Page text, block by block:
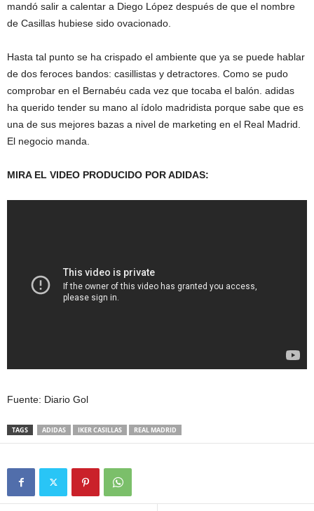
mandó salir a calentar a Diego López después de que el nombre
de Casillas hubiese sido ovacionado.
Hasta tal punto se ha crispado el ambiente que ya se puede hablar
de dos feroces bandos: casillistas y detractores. Como se pudo
comprobar en el Bernabéu cada vez que tocaba el balón. adidas
ha querido tender su mano al ídolo madridista porque sabe que es
una de sus mejores bazas a nivel de marketing en el Real Madrid.
El negocio manda.
MIRA EL VIDEO PRODUCIDO POR ADIDAS:
Fuente: Diario Gol
TAGS ADIDAS IKER CASILLAS REAL MADRID